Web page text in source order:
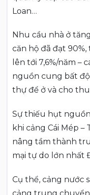
Loan…
Nhu cầu nhà ở
căn hộ đã đạt
lên tới 7,6%/năm –
nguồn cung bất
thự để ở và cho
Sự thiếu hụt
khi cảng Cái Mép
nâng tầm thành
mại tự do lớn nhất
Cụ thể, cảng nước